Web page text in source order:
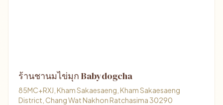
ร้านชานมไข่มุก Babydogcha
85MC+RXJ, Kham Sakaesaeng, Kham Sakaesaeng
District, Chang Wat Nakhon Ratchasima 30290